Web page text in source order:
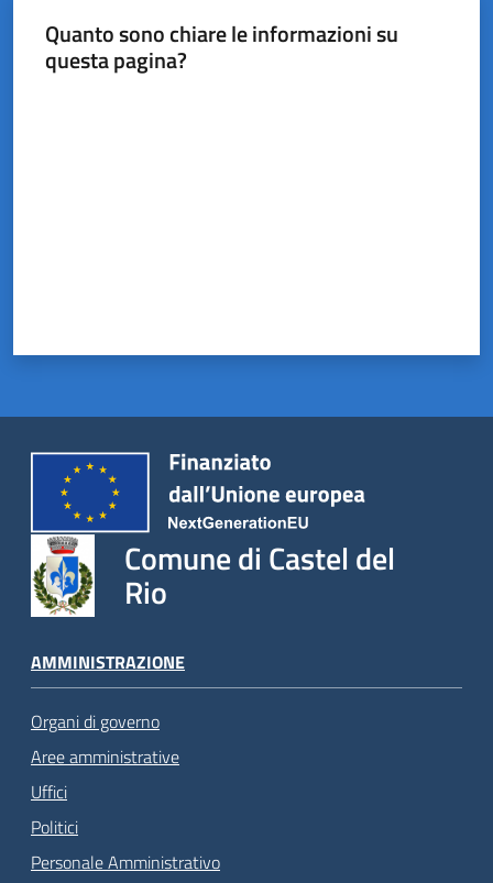
Quanto sono chiare le informazioni su
questa pagina?
Comune di Castel del
Rio
AMMINISTRAZIONE
Organi di governo
Aree amministrative
Uffici
Politici
Personale Amministrativo